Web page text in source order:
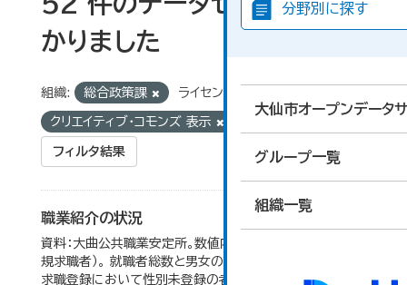
分野別に探す
大仙市オープンデータ
グループ一覧
組織一覧
かりました
組織: 総合政策課 ライセンス:
クリエイティブ・コモンズ 表示
フィルタ結果
職業紹介の状況
資料：大曲公共職業安定所。数値内の就職率は（就職者/新
規求職者）。 就職者総数と男女の合計が一致しないのは、
求職登録において性別未登録の者も含まれるため。 大仙